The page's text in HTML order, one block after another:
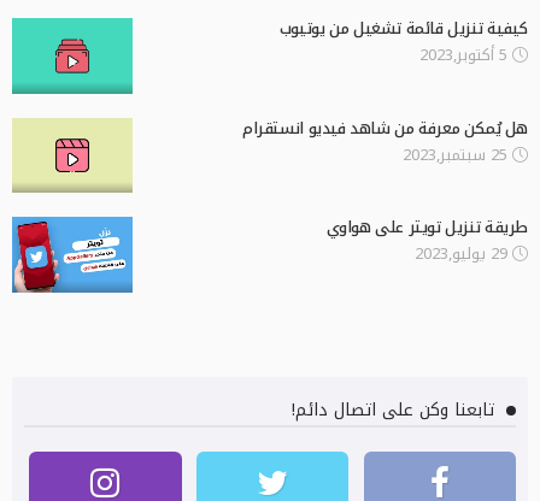
كيفية تنزيل قائمة تشغيل من يوتيوب
5 أكتوبر,2023
هل يُمكن معرفة من شاهد فيديو انستقرام
25 سبتمبر,2023
طريقة تنزيل تويتر على هواوي
29 يوليو,2023
تابعنا وكن على اتصال دائم!